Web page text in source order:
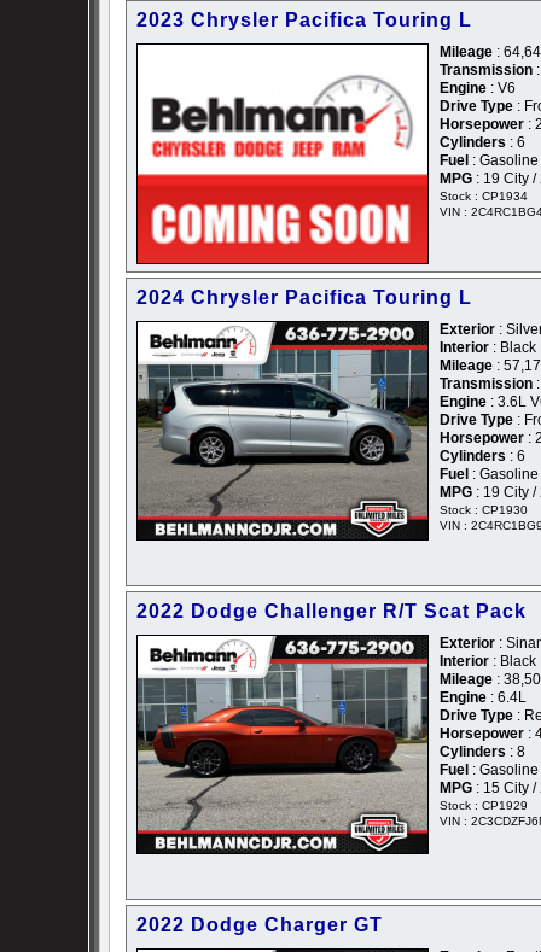
2023 Chrysler Pacifica Touring L
Mileage :
Transmission
Engine : V6
Drive Type :
Horsepower :
Cylinders : 6
Fuel : Gasoline
MPG : 19 City /
Stock : CP1934
VIN :
2024 Chrysler Pacifica Touring L
Exterior :
Interior : Black
Mileage :
Transmission
Engine : 3.6L
Drive Type :
Horsepower :
Cylinders : 6
Fuel : Gasoline
MPG : 19 City /
Stock : CP1930
VIN :
2022 Dodge Challenger R/T Scat Pack
Exterior :
Interior : Black
Mileage :
Engine : 6.4L
Drive Type :
Horsepower :
Cylinders : 8
Fuel : Gasoline
MPG : 15 City /
Stock : CP1929
VIN :
2022 Dodge Charger GT